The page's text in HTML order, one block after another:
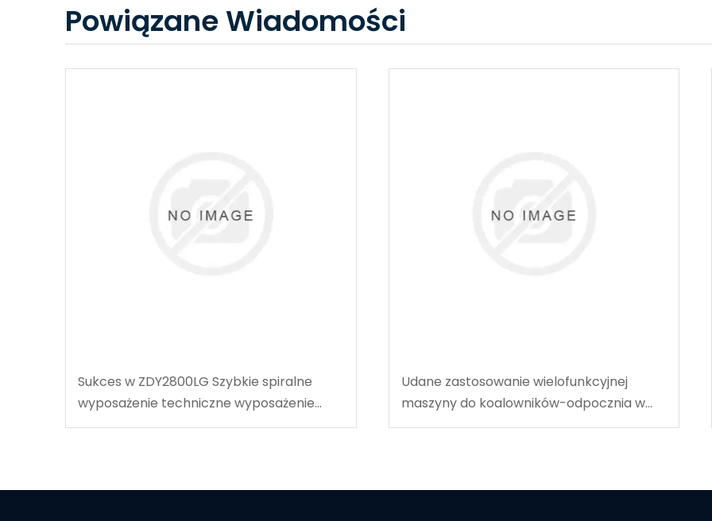
Powiązane Wiadomości
Sukces w ZDY2800LG Szybkie spiralne
wyposażenie techniczne wyposażenie
techniczne
Udane zastosowanie wielofunkcyjnej
maszyny do koalowników-odpocznia w
węgla w Tingnan